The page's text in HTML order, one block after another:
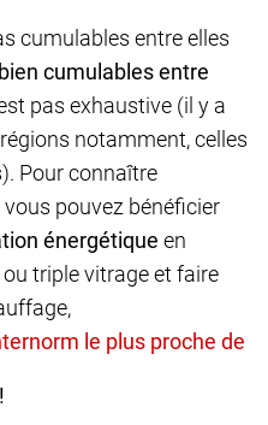
cumulables entre elles
cumulables entre
pas exhaustive (il y a
notamment, celles
Pour connaître
pouvez bénéficier
énergétique en
triple vitrage et faire